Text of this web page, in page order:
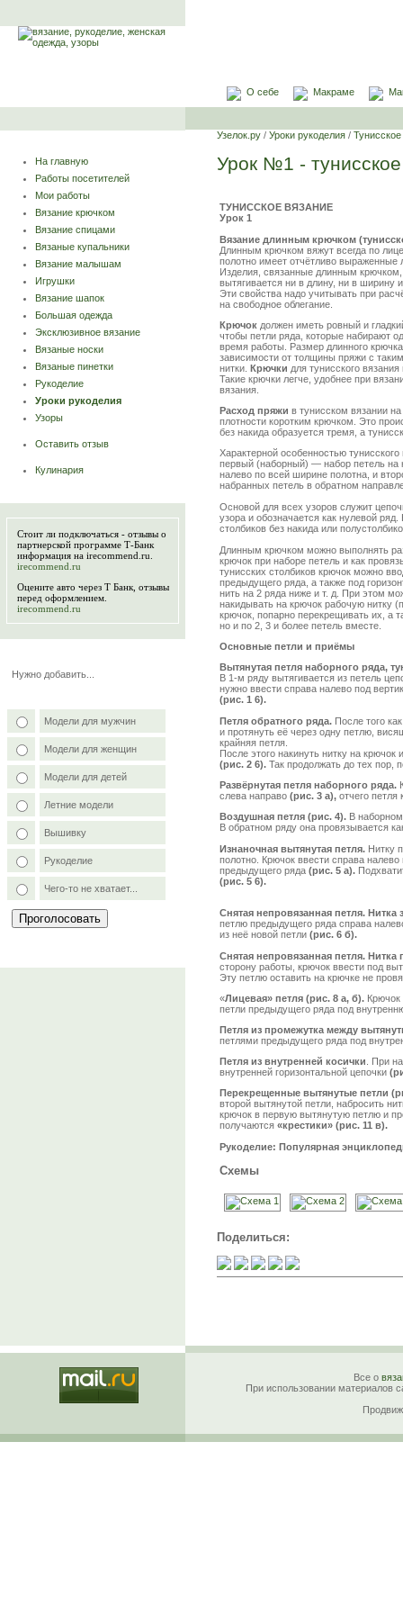
О себе Макраме
На главную
Работы посетителей
Мои работы
Вязание крючком
Вязание спицами
Вязаные купальники
Вязание малышам
Игрушки
Вязание шапок
Большая одежда
Эксклюзивное вязание
Вязаные носки
Вязаные пинетки
Рукоделие
Уроки рукоделия
Узоры
Оставить отзыв
Кулинария
Стоит ли подключаться - отзывы о
партнерской программе Т-Банк
информация на irecommend.ru.
irecommend.ru
Оцените авто через Т Банк, отзывы
перед оформлением.
irecommend.ru
Нужно добавить...
Модели для мужчин
Модели для женщин
Модели для детей
Летние модели
Вышивку
Рукоделие
Чего-то не хватает...
Узелок.ру / Уроки рукоделия /
Урок №1 -
ТУНИССКОЕ ВЯЗАНИЕ
Урок 1
Вязание длинным крючком
Длинным крючком вяжут всегда по
полотно имеет отчётливо
Изделия, связанные длинным крючком,
вытягивается ни в длину, ни в ширину
Эти свойства надо учитывать при
на свободное облегание.
Крючок должен иметь ровный и
чтобы петли ряда, которые набирают
время работы. Размер длинного
зависимости от толщины пряжи с
нитки. Крючки для тунисского
Такие крючки легче, удобнее при
вязания.
Расход пряжи в тунисском вязании на
плотности коротким крючком. Это
без накида образуется тремя, а
Характерной особенностью
первый (наборный) — набор петель на
налево по всей ширине полотна, и
набранных петель в обратном
Основой для всех узоров служит
узора и обозначается как нулевой
столбиков без накида или
Длинным крючком можно выполнять
крючок при наборе петель и как
тунисских столбиков крючок можно
предыдущего ряда, а также под
нить на 2 ряда ниже и т. д. При этом
накидывать на крючок рабочую нитку
крючок, попарно перекрещивать их, а
но и по 2, 3 и более петель вместе.
Основные петли и приёмы
Вытянутая петля наборного ряда,
В 1-м ряду вытягивается из петель
нужно ввести справа налево под
(рис. 1 6).
Петля обратного ряда. После того
и протянуть её через одну петлю,
крайняя петля.
После этого накинуть нитку на
(рис. 2 6). Так продолжать до тех пор,
Развёрнутая петля наборного ряда.
слева направо (рис. 3 а), отчего петля
Воздушная петля (рис. 4). В
В обратном ряду она провязывается
Изнаночная вытянутая петля. Нитку
полотно. Крючок ввести справа
предыдущего ряда (рис. 5 а).
(рис. 5 6).
Снятая непровязанная петля. Нитка
петлю предыдущего ряда справа
из неё новой петли (рис. 6 б).
Снятая непровязанная петля. Нитка
сторону работы, крючок ввести под
Эту петлю оставить на крючке не
«Лицевая» петля (рис. 8 а, б). Крючок
петли предыдущего ряда под
Петля из промежутка между
петлями предыдущего ряда под
Петля из внутренней косички . При
внутренней горизонтальной цепочки
Перекрещенные вытянутые петли
второй вытянутой петли, набросить
крючок в первую вытянутую петлю и
получаются «крестики» (рис. 11 в).
Рукоделие: Популярная
Схемы
Поделиться:
Все о
При использовании материалов